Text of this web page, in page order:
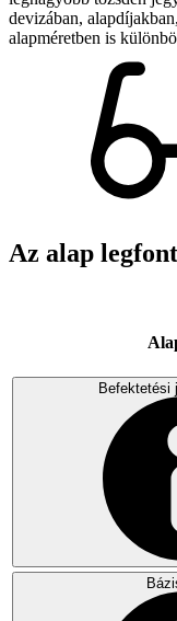
devizában,
alapméretben is
Az alap
Befektetési